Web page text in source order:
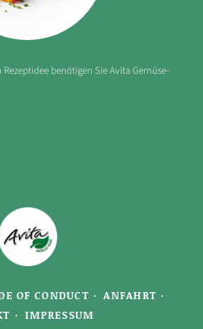
benötigen Sie Avita Gemüse-
OF CONDUCT
ANFAHRT
IMPRESSUM